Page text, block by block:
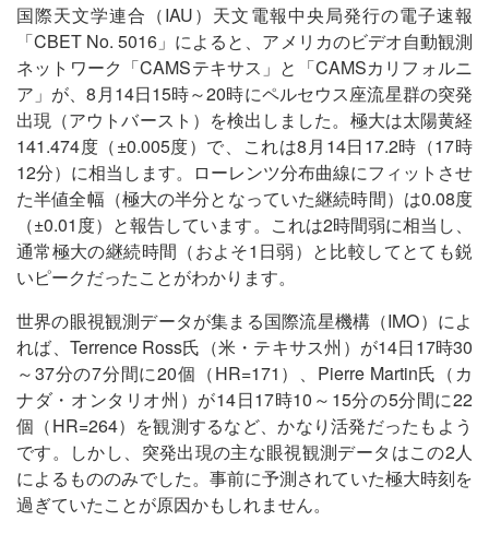
国際天文学連合（IAU）天文電報中央局発行の電子速報
「CBET No. 5016」によると、アメリカのビデオ自動観測
ネットワーク「CAMSテキサス」と「CAMSカリフォルニ
ア」が、8月14日15時～20時にペルセウス座流星群の突発
出現（アウトバースト）を検出しました。極大は太陽黄経
141.474度（±0.005度）で、これは8月14日17.2時（17時
12分）に相当します。ローレンツ分布曲線にフィットさせ
た半値全幅（極大の半分となっていた継続時間）は0.08度
（±0.01度）と報告しています。これは2時間弱に相当し、
通常極大の継続時間（およそ1日弱）と比較してとても鋭
いピークだったことがわかります。
世界の眼視観測データが集まる国際流星機構（IMO）によ
れば、Terrence Ross氏（米・テキサス州）が14日17時30
～37分の7分間に20個（HR=171）、Pierre Martin氏（カ
ナダ・オンタリオ州）が14日17時10～15分の5分間に22
個（HR=264）を観測するなど、かなり活発だったもよう
です。しかし、突発出現の主な眼視観測データはこの2人
によるもののみでした。事前に予測されていた極大時刻を
過ぎていたことが原因かもしれません。